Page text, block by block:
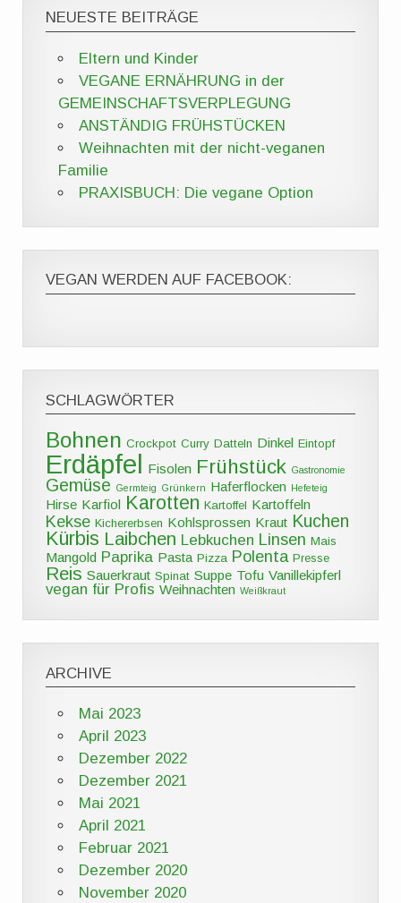
NEUESTE BEITRÄGE
Eltern und Kinder
VEGANE ERNÄHRUNG in der
GEMEINSCHAFTSVERPLEGUNG
ANSTÄNDIG FRÜHSTÜCKEN
Weihnachten mit der nicht-veganen
Familie
PRAXISBUCH: Die vegane Option
VEGAN WERDEN AUF FACEBOOK:
SCHLAGWÖRTER
Bohnen Crockpot Curry Datteln Dinkel Eintopf
Erdäpfel Fisolen Frühstück Gastronomie
Gemüse Germteig Grünkern Haferflocken Hefeteig
Hirse Karfiol Karotten Kartoffel Kartoffeln
Kekse Kichererbsen Kohlsprossen Kraut Kuchen
Kürbis Laibchen Lebkuchen Linsen Mais
Mangold Paprika Pasta Pizza Polenta Presse
Reis Sauerkraut Spinat Suppe Tofu Vanillekipferl
vegan für Profis Weihnachten Weißkraut
ARCHIVE
Mai 2023
April 2023
Dezember 2022
Dezember 2021
Mai 2021
April 2021
Februar 2021
Dezember 2020
November 2020